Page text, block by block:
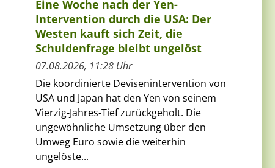
Eine Woche nach der Yen-
Intervention durch die USA: Der
Westen kauft sich Zeit, die
Schuldenfrage bleibt ungelöst
07.08.2026, 11:28 Uhr
Die koordinierte Devisenintervention von
USA und Japan hat den Yen von seinem
Vierzig-Jahres-Tief zurückgeholt. Die
ungewöhnliche Umsetzung über den
Umweg Euro sowie die weiterhin
ungelöste...